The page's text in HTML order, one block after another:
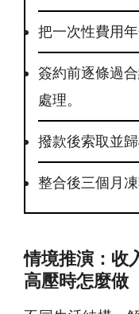
把一次性費用
簽約前逐條過
處理。
撥款後索取並
整合後三個月
情境推演：收
高壓時怎麼做